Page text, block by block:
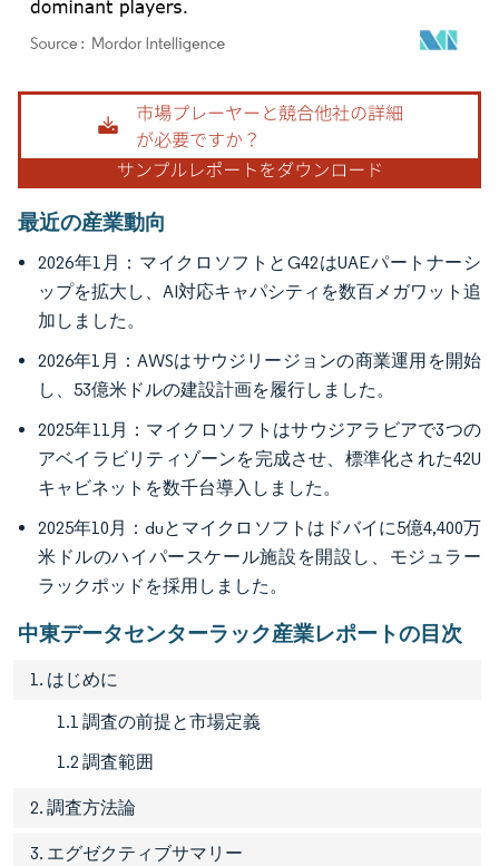
画像 © Mordor Intelligence。再利用にはCC BY 4.0の表示が必要です。
最近の産業動向
2026年1月：マイクロソフトとG42はUAEパートナーシ
ップを拡大し、AI対応キャパシティを数百メガワット追
加しました。
2026年1月：AWSはサウジリージョンの商業運用を開始
し、53億米ドルの建設計画を履行しました。
2025年11月：マイクロソフトはサウジアラビアで3つの
アベイラビリティゾーンを完成させ、標準化された42U
キャビネットを数千台導入しました。
2025年10月：duとマイクロソフトはドバイに5億4,400万
米ドルのハイパースケール施設を開設し、モジュラー
ラックポッドを採用しました。
中東データセンターラック産業レポートの目次
1. はじめに
1.1 調査の前提と市場定義
1.2 調査範囲
2. 調査方法論
3. エグゼクティブサマリー